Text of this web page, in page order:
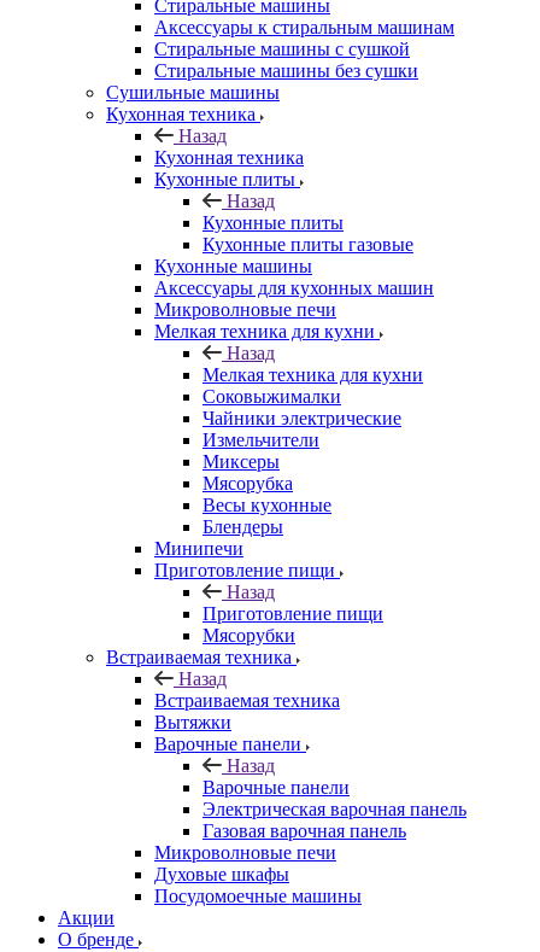
Стиральные машины
Аксессуары к стиральным машинам
Стиральные машины с сушкой
Стиральные машины без сушки
Сушильные машины
Кухонная техника
Назад
Кухонная техника
Кухонные плиты
Назад
Кухонные плиты
Кухонные плиты газовые
Кухонные машины
Аксессуары для кухонных машин
Микроволновые печи
Мелкая техника для кухни
Назад
Мелкая техника для кухни
Соковыжималки
Чайники электрические
Измельчители
Миксеры
Мясорубка
Весы кухонные
Блендеры
Минипечи
Приготовление пищи
Назад
Приготовление пищи
Мясорубки
Встраиваемая техника
Назад
Встраиваемая техника
Вытяжки
Варочные панели
Назад
Варочные панели
Электрическая варочная панель
Газовая варочная панель
Микроволновые печи
Духовые шкафы
Посудомоечные машины
Акции
О бренде